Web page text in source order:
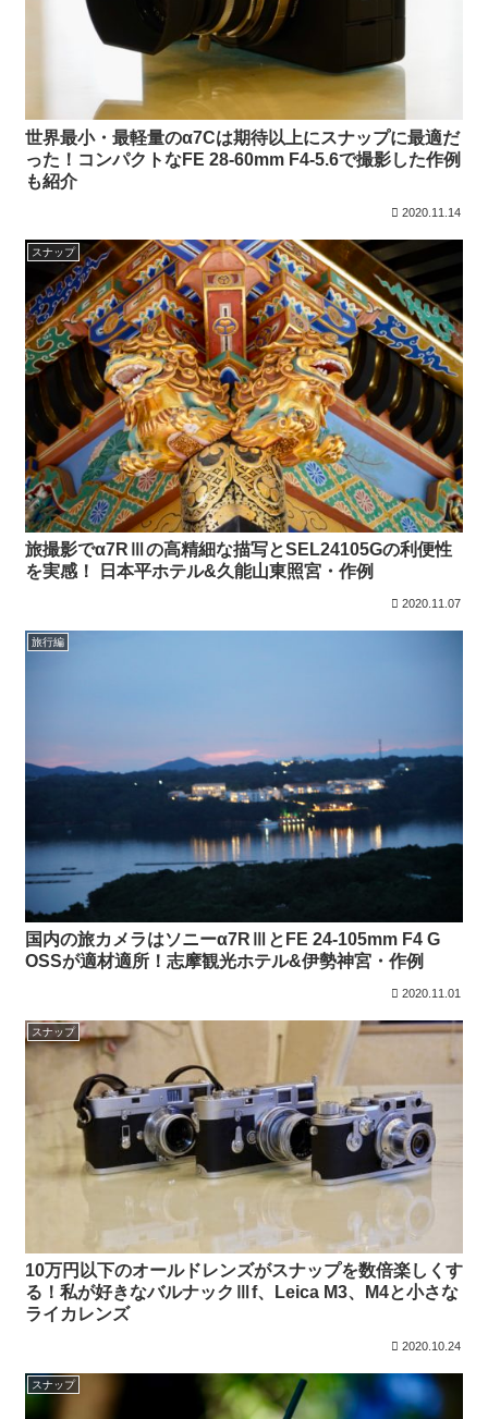
世界最小・最軽量のα7Cは期待以上にスナップに最適だ
った！コンパクトなFE 28-60mm F4-5.6で撮影した作例
も紹介
2020.11.14
スナップ
旅撮影でα7RⅢの高精細な描写とSEL24105Gの利便性
を実感！ 日本平ホテル&久能山東照宮・作例
2020.11.07
旅行編
国内の旅カメラはソニーα7RⅢとFE 24-105mm F4 G
OSSが適材適所！志摩観光ホテル&伊勢神宮・作例
2020.11.01
スナップ
10万円以下のオールドレンズがスナップを数倍楽しくす
る！私が好きなバルナックⅢf、Leica M3、M4と小さな
ライカレンズ
2020.10.24
スナップ